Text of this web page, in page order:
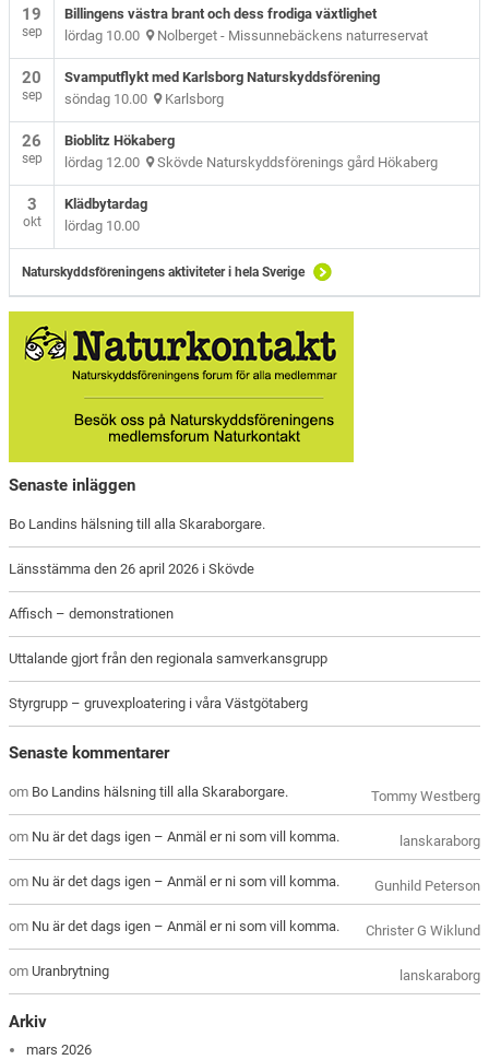
19
sep
Billingens västra brant och dess frodiga växtlighet
lördag 10.00 Nolberget - Missunnebäckens naturreservat
20
sep
Svamputflykt med Karlsborg Naturskyddsförening
söndag 10.00 Karlsborg
26
sep
Bioblitz Hökaberg
lördag 12.00 Skövde Naturskyddsförenings gård Hökaberg
3
okt
Klädbytardag
lördag 10.00
Naturskyddsföreningens aktiviteter i hela Sverige
Senaste inläggen
Bo Landins hälsning till alla Skaraborgare.
Länsstämma den 26 april 2026 i Skövde
Affisch – demonstrationen
Uttalande gjort från den regionala samverkansgrupp
Styrgrupp – gruvexploatering i våra Västgötaberg
Senaste kommentarer
Tommy Westberg
om Bo Landins hälsning till alla Skaraborgare.
lanskaraborg
om Nu är det dags igen – Anmäl er ni som vill komma.
Gunhild Peterson
om Nu är det dags igen – Anmäl er ni som vill komma.
Christer G Wiklund
om Nu är det dags igen – Anmäl er ni som vill komma.
lanskaraborg
om Uranbrytning
Arkiv
mars 2026